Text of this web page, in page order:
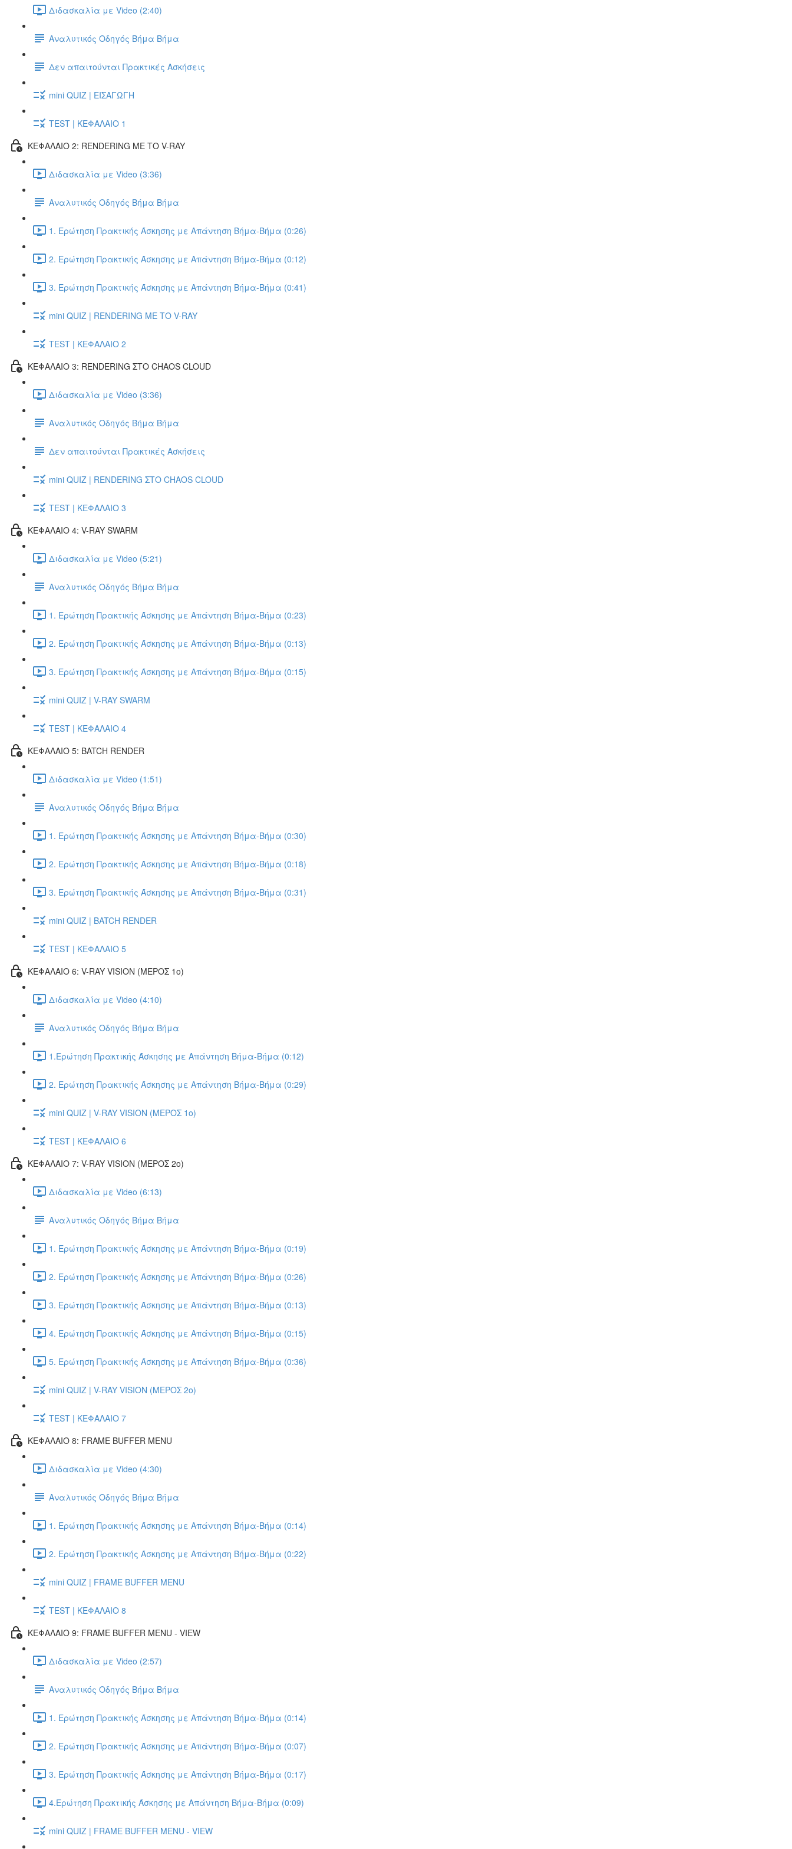
Διδασκαλία με Video (2:40)
Αναλυτικός Οδηγός Βήμα Βήμα
Δεν απαιτούνται Πρακτικές Ασκήσεις
mini QUIZ | ΕΙΣΑΓΩΓΗ
TEST | ΚΕΦΑΛΑΙΟ 1
ΚΕΦΑΛΑΙΟ 2: RENDERING ΜΕ ΤΟ V-RAY
Διδασκαλία με Video (3:36)
Αναλυτικός Οδηγός Βήμα Βήμα
1. Ερώτηση Πρακτικής Άσκησης με Απάντηση Βήμα-Βήμα (0:26)
2. Ερώτηση Πρακτικής Άσκησης με Απάντηση Βήμα-Βήμα (0:12)
3. Ερώτηση Πρακτικής Άσκησης με Απάντηση Βήμα-Βήμα (0:41)
mini QUIZ | RENDERING ΜΕ ΤΟ V-RAY
TEST | ΚΕΦΑΛΑΙΟ 2
ΚΕΦΑΛΑΙΟ 3: RENDERING ΣΤΟ CHAOS CLOUD
Διδασκαλία με Video (3:36)
Αναλυτικός Οδηγός Βήμα Βήμα
Δεν απαιτούνται Πρακτικές Ασκήσεις
mini QUIZ | RENDERING ΣΤΟ CHAOS CLOUD
TEST | ΚΕΦΑΛΑΙΟ 3
ΚΕΦΑΛΑΙΟ 4: V-RAY SWARM
Διδασκαλία με Video (5:21)
Αναλυτικός Οδηγός Βήμα Βήμα
1. Ερώτηση Πρακτικής Άσκησης με Απάντηση Βήμα-Βήμα (0:23)
2. Ερώτηση Πρακτικής Άσκησης με Απάντηση Βήμα-Βήμα (0:13)
3. Ερώτηση Πρακτικής Άσκησης με Απάντηση Βήμα-Βήμα (0:15)
mini QUIZ | V-RAY SWARM
TEST | ΚΕΦΑΛΑΙΟ 4
ΚΕΦΑΛΑΙΟ 5: BATCH RENDER
Διδασκαλία με Video (1:51)
Αναλυτικός Οδηγός Βήμα Βήμα
1. Ερώτηση Πρακτικής Άσκησης με Απάντηση Βήμα-Βήμα (0:30)
2. Ερώτηση Πρακτικής Άσκησης με Απάντηση Βήμα-Βήμα (0:18)
3. Ερώτηση Πρακτικής Άσκησης με Απάντηση Βήμα-Βήμα (0:31)
mini QUIZ | BATCH RENDER
TEST | ΚΕΦΑΛΑΙΟ 5
ΚΕΦΑΛΑΙΟ 6: V-RAY VISION (ΜΕΡΟΣ 1ο)
Διδασκαλία με Video (4:10)
Αναλυτικός Οδηγός Βήμα Βήμα
1.Ερώτηση Πρακτικής Άσκησης με Απάντηση Βήμα-Βήμα (0:12)
2. Ερώτηση Πρακτικής Άσκησης με Απάντηση Βήμα-Βήμα (0:29)
mini QUIZ | V-RAY VISION (ΜΕΡΟΣ 1ο)
TEST | ΚΕΦΑΛΑΙΟ 6
ΚΕΦΑΛΑΙΟ 7: V-RAY VISION (ΜΕΡΟΣ 2ο)
Διδασκαλία με Video (6:13)
Αναλυτικός Οδηγός Βήμα Βήμα
1. Ερώτηση Πρακτικής Άσκησης με Απάντηση Βήμα-Βήμα (0:19)
2. Ερώτηση Πρακτικής Άσκησης με Απάντηση Βήμα-Βήμα (0:26)
3. Ερώτηση Πρακτικής Άσκησης με Απάντηση Βήμα-Βήμα (0:13)
4. Ερώτηση Πρακτικής Άσκησης με Απάντηση Βήμα-Βήμα (0:15)
5. Ερώτηση Πρακτικής Άσκησης με Απάντηση Βήμα-Βήμα (0:36)
mini QUIZ | V-RAY VISION (ΜΕΡΟΣ 2ο)
TEST | ΚΕΦΑΛΑΙΟ 7
ΚΕΦΑΛΑΙΟ 8: FRAME BUFFER MENU
Διδασκαλία με Video (4:30)
Αναλυτικός Οδηγός Βήμα Βήμα
1. Ερώτηση Πρακτικής Άσκησης με Απάντηση Βήμα-Βήμα (0:14)
2. Ερώτηση Πρακτικής Άσκησης με Απάντηση Βήμα-Βήμα (0:22)
mini QUIZ | FRAME BUFFER MENU
TEST | ΚΕΦΑΛΑΙΟ 8
ΚΕΦΑΛΑΙΟ 9: FRAME BUFFER MENU - VIEW
Διδασκαλία με Video (2:57)
Αναλυτικός Οδηγός Βήμα Βήμα
1. Ερώτηση Πρακτικής Άσκησης με Απάντηση Βήμα-Βήμα (0:14)
2. Ερώτηση Πρακτικής Άσκησης με Απάντηση Βήμα-Βήμα (0:07)
3. Ερώτηση Πρακτικής Άσκησης με Απάντηση Βήμα-Βήμα (0:17)
4.Ερώτηση Πρακτικής Άσκησης με Απάντηση Βήμα-Βήμα (0:09)
mini QUIZ | FRAME BUFFER MENU - VIEW